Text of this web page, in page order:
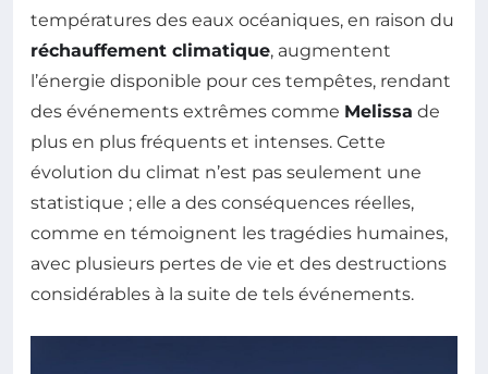
températures des eaux océaniques, en raison du
réchauffement climatique, augmentent
l’énergie disponible pour ces tempêtes, rendant
des événements extrêmes comme Melissa de
plus en plus fréquents et intenses. Cette
évolution du climat n’est pas seulement une
statistique ; elle a des conséquences réelles,
comme en témoignent les tragédies humaines,
avec plusieurs pertes de vie et des destructions
considérables à la suite de tels événements.